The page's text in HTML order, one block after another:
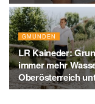
GMUNDEN
LR Kaineder:
immer mehr
Oberösterreich